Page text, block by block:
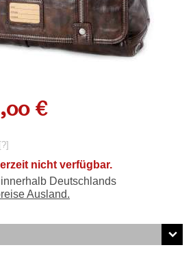
€
[?]
nicht verfügbar.
Deutschlands
Ausland.